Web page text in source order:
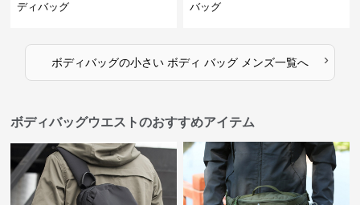
ディバッグ
バッグ
ボディバッグの小さい ボディ バッグ メンズ一覧へ ›
ボディバッグウエストのおすすめアイテム